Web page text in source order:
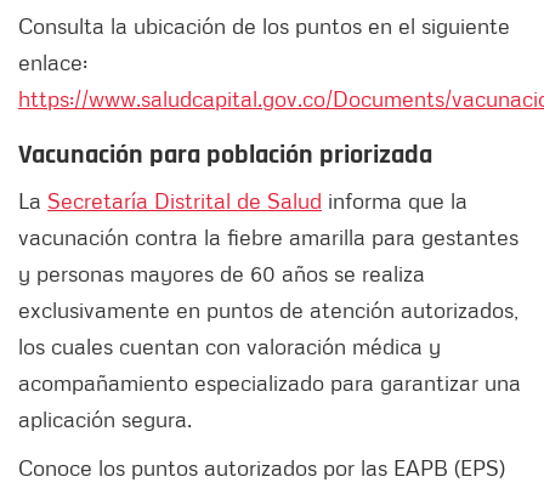
Consulta la ubicación de los puntos en el siguiente
enlace:
https://www.saludcapital.gov.co/Documents/
Vacunación para población priorizada
La Secretaría Distrital de Salud informa que la
vacunación contra la fiebre amarilla para gestantes
y personas mayores de 60 años se realiza
exclusivamente en puntos de atención autorizados,
los cuales cuentan con valoración médica y
acompañamiento especializado para garantizar una
aplicación segura.
Conoce los puntos autorizados por las EAPB (EPS)